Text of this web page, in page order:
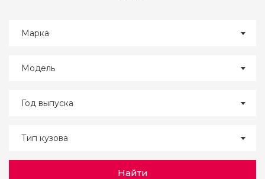
Марка
Модель
Год выпуска
Тип кузова
Найти